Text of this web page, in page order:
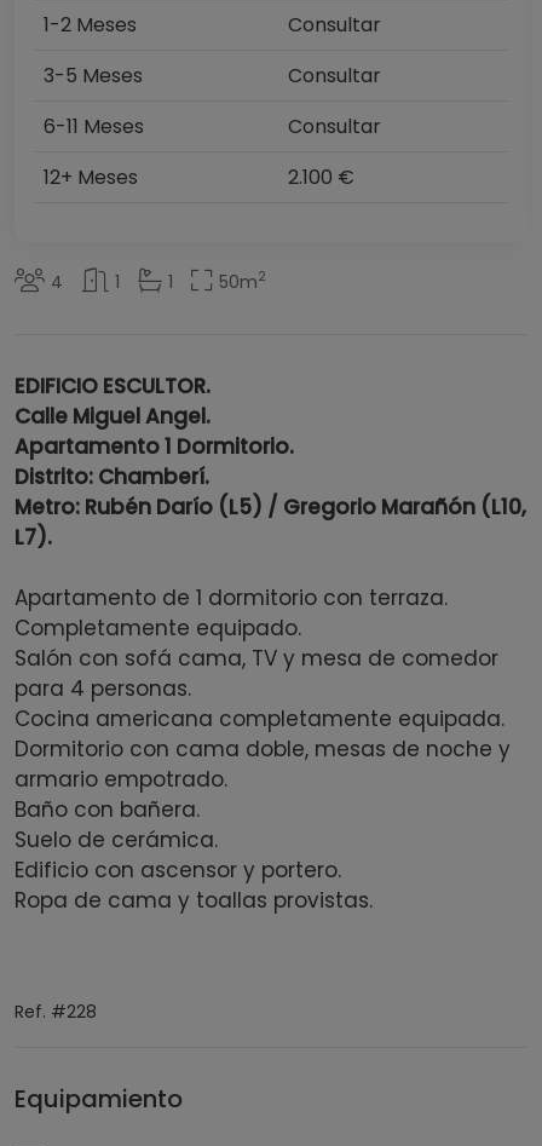
1-2 Meses
Consultar
3-5 Meses
Consultar
6-11 Meses
Consultar
12+ Meses
2.100 €
4 1 1 50m2
EDIFICIO ESCULTOR.
Calle Miguel Angel.
Apartamento 1 Dormitorio.
Distrito: Chamberí.
Metro: Rubén Darío (L5) / Gregorio Marañón (L10,
L7).
Apartamento de 1 dormitorio con terraza.
Completamente equipado.
Salón con sofá cama, TV y mesa de comedor
para 4 personas.
Cocina americana completamente equipada.
Dormitorio con cama doble, mesas de noche y
armario empotrado.
Baño con bañera.
Suelo de cerámica.
Edificio con ascensor y portero.
Ropa de cama y toallas provistas.
Ref. #228
Equipamiento